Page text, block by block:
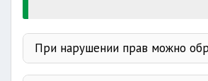
При нарушении прав можно